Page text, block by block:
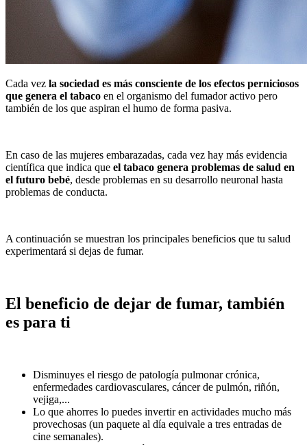
Cada vez la sociedad es más consciente de los efectos perniciosos
que genera el tabaco en el organismo del fumador activo pero
también de los que aspiran el humo de forma pasiva.
En caso de las mujeres embarazadas, cada vez hay más evidencia
científica que indica que el tabaco genera problemas de salud en
el futuro bebé, desde problemas en su desarrollo neuronal hasta
problemas de conducta.
A continuación se muestran los principales beneficios que tu salud
experimentará si dejas de fumar.
El beneficio de dejar de fumar, también
es para ti
Disminuyes el riesgo de patología pulmonar crónica,
enfermedades cardiovasculares, cáncer de pulmón, riñón,
vejiga,...
Lo que ahorres lo puedes invertir en actividades mucho más
provechosas (un paquete al día equivale a tres entradas de
cine semanales).